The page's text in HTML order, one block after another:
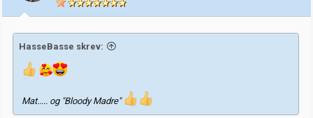
r
HasseBasse skrev:
Mat..... og "Bloody Madre"